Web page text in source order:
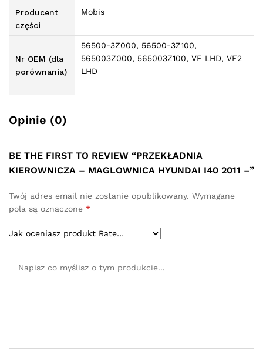
Producent
części
Mobis
Nr OEM (dla
porównania)
56500-3Z000, 56500-3Z100,
565003Z000, 565003Z100, VF LHD, VF2
LHD
Opinie (0)
BE THE FIRST TO REVIEW “PRZEKŁADNIA
KIEROWNICZA – MAGLOWNICA HYUNDAI I40 2011 –”
Twój adres email nie zostanie opublikowany. Wymagane
pola są oznaczone *
Jak oceniasz produkt